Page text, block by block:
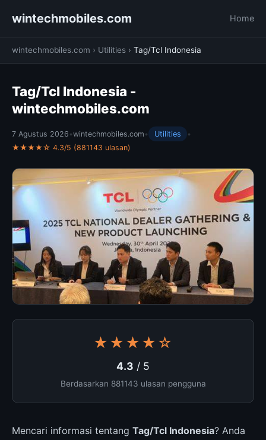
wintechmobiles.com Home
wintechmobiles.com › Utilities › Tag/Tcl Indonesia
Tag/Tcl Indonesia -
wintechmobiles.com
7 Agustus 2026 •wintechmobiles.com • Utilities
•
★★★★☆ 4.3/5 (881143 ulasan)
★★★★☆
4.3 / 5
Berdasarkan 881143 ulasan pengguna
Mencari informasi tentang Tag/Tcl Indonesia? Anda